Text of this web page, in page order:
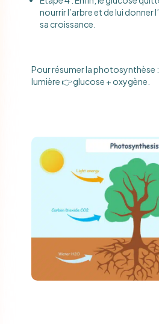
nourrir l’arbre et de lui donner
sa croissance.
Pour résumer la photosynthèse :
lumière 👉 glucose + oxygène.